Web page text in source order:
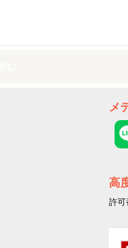
メ
高
許可